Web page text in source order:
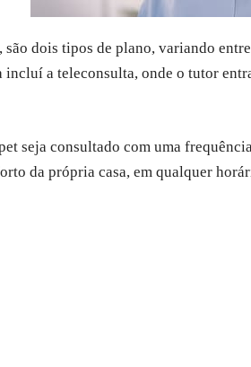
são dois tipos de plano, variando
incluí a teleconsulta, onde o tutor
seja consultado com uma
da própria casa, em qualquer